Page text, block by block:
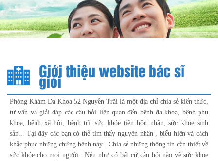
Giới thiệu website bác sĩ
giỏi
Phòng Khám Đa Khoa 52 Nguyễn Trãi là một địa chỉ chia sẻ kiến thức,
tư vấn và giải đáp các câu hỏi liên quan đến bệnh đa khoa, bệnh phụ
khoa, bệnh xã hội, bệnh trĩ, sức khỏe tiền hôn nhân, sức khỏe sinh
sản... Tại đây các bạn có thể tìm thấy nguyên nhân , biểu hiện và cách
khắc phục những chứng bệnh này . Chia sẻ những thông tin cần thiết về
sức khỏe cho mọi người . Nếu như có bất cứ câu hỏi nào về sức khỏe